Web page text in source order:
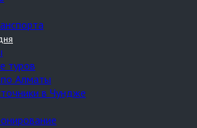
туров
по Алматы
в Чундже